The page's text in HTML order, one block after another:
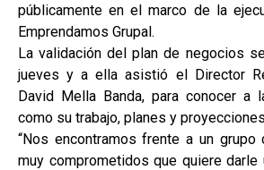
públicamente en el marco de la
Emprendamos Grupal.
La validación del plan de negocios
jueves y a ella asistió el Director
David Mella Banda, para conocer a
como su trabajo, planes y
“Nos encontramos frente a un grupo
muy comprometidos que quiere